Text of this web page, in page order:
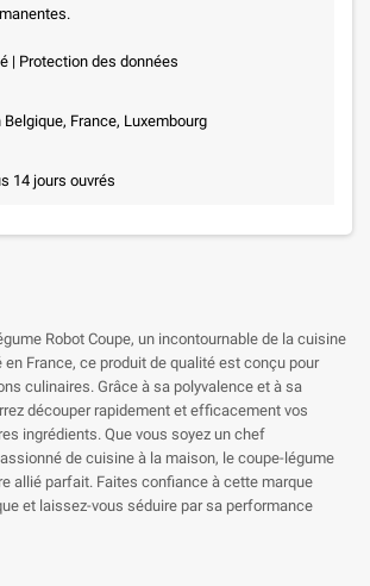
| Protection des données
Belgique, France, Luxembourg
14 jours ouvrés
Robot Coupe, un incontournable de la cuisine
en France, ce produit de qualité est conçu pour
culinaires. Grâce à sa polyvalence et à sa
découper rapidement et efficacement vos
ingrédients. Que vous soyez un chef
de cuisine à la maison, le coupe-légume
allié parfait. Faites confiance à cette marque
et laissez-vous séduire par sa performance